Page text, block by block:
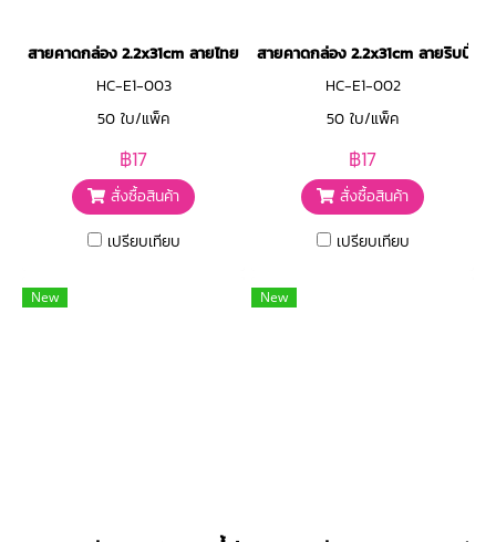
สายคาดกล่อง 2.2x31cm ลายไทย
HC-E1-003
50 ใบ/แพ็ค
฿17
สั่งซื้อสินค้า
เปรียบเทียบ
สายคาดกล่อง 2.2x31cm ลายริบบิ้นแ
HC-E1-002
50 ใบ/แพ็ค
฿17
สั่งซื้อสินค้า
เปรียบเทียบ
New New